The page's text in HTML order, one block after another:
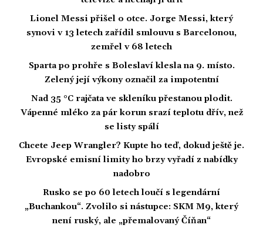
Lionel Messi přišel o otce. Jorge Messi, který
synovi v 13 letech zařídil smlouvu s Barcelonou,
zemřel v 68 letech
Sparta po prohře s Boleslaví klesla na 9. místo.
Zelený její výkony označil za impotentní
Nad 35 °C rajčata ve skleníku přestanou plodit.
Vápenné mléko za pár korun srazí teplotu dřív, než
se listy spálí
Chcete Jeep Wrangler? Kupte ho teď, dokud ještě je.
Evropské emisní limity ho brzy vyřadí z nabídky
nadobro
Rusko se po 60 letech loučí s legendární
„Buchankou“. Zvolilo si nástupce: SKM M9, který
není ruský, ale „přemalovaný Číňan“